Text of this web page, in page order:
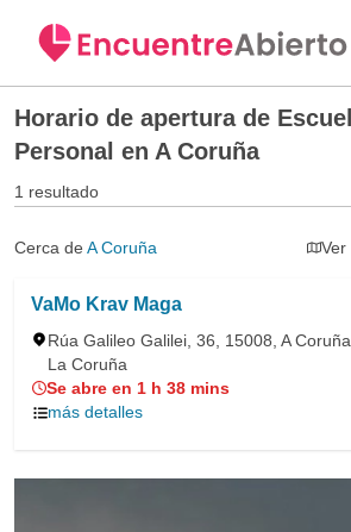
Horario de apertura de
Personal en A Coruña
1 resultado
Cerca de A Coruña Ver
VaMo Krav Maga
Rúa Galileo Galilei, 36, 15008, A Coruña,
La Coruña
Se abre en 1 h 38 mins
más detalles